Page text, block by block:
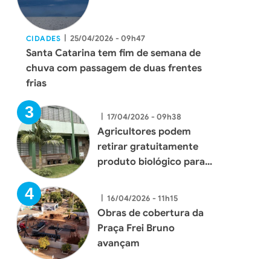
CIDADES | 25/04/2026 - 09h47
Santa Catarina tem fim de semana de
chuva com passagem de duas frentes
frias
| 17/04/2026 - 09h38
Agricultores podem
retirar gratuitamente
produto biológico para
borrachudo em Xaxim
| 16/04/2026 - 11h15
Obras de cobertura da
Praça Frei Bruno
avançam